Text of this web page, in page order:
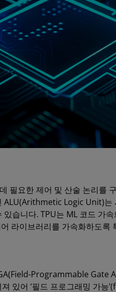
필요한 제어 및 산술 논리를
ALU(Arithmetic Logic Unit)는
습니다. TPU는 ML 코드 가
라이브러리를 가속화하도록
Programmable Gate
있어 ‘필드 프로그래밍 가